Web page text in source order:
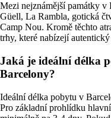
Mezi nejznámější památky v
Güell, La Rambla, gotická
Camp Nou. Kromě těchto
trhy, které nabízejí
Jaká je ideální délka
Barcelony?
Ideální délka pobytu v
Pro základní prohlídku